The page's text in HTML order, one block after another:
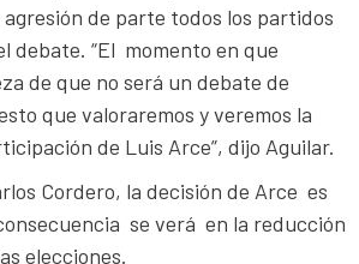
de parte todos los partidos
debate. “El momento en que
de que no será un debate de
que valoraremos y veremos la
de Luis Arce”, dijo Aguilar.
Cordero, la decisión de Arce es
se verá en la reducción
elecciones.